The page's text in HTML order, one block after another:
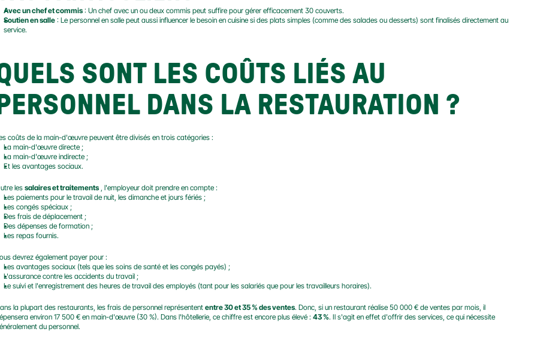
Avec un chef et commis : Un chef avec un ou deux commis peut suffire pour gérer efficacement 30 couverts.
Soutien en salle : Le personnel en salle peut aussi influencer le besoin en cuisine si des plats simples (comme des salades ou desserts) sont finalisés directement au
service.
SONT LES COÛTS LIÉS AU
DANS LA RESTAURATION ?
coûts de la main-d'œuvre peuvent être divisés en trois catégories :
La main-d'œuvre directe ;
La main-d'œuvre indirecte ;
Et les avantages sociaux.
les salaires et traitements , l'employeur doit prendre en compte :
Les paiements pour le travail de nuit, les dimanche et jours fériés ;
Les congés spéciaux ;
Des frais de déplacement ;
Des dépenses de formation ;
Les repas fournis.
devrez également payer pour :
Les avantages sociaux (tels que les soins de santé et les congés payés) ;
L'assurance contre les accidents du travail ;
Le suivi et l'enregistrement des heures de travail des employés (tant pour les salariés que pour les travailleurs horaires).
la plupart des restaurants, les frais de personnel représentent entre 30 et 35 % des ventes. Donc, si un restaurant réalise 50 000 € de ventes par mois, il
environ 17 500 € en main-d'œuvre (30 %). Dans l'hôtellerie, ce chiffre est encore plus élevé : 43 %. Il s'agit en effet d'offrir des services, ce qui nécessite
du personnel.